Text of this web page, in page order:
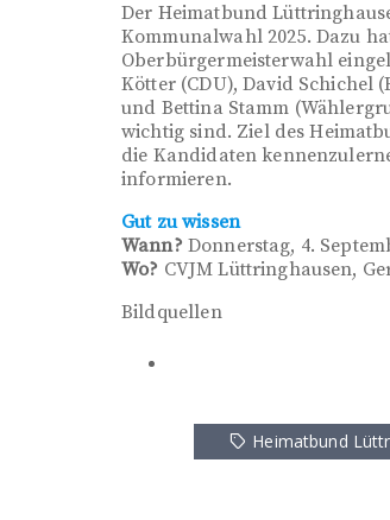
Der Heimatbund
Kommunalwahl 2025. Dazu
Oberbürgermeisterwahl
Kötter (CDU), David Schichel
und Bettina Stamm
wichtig sind. Ziel des
die Kandidaten
informieren.
Gut zu wissen
Wann? Donnerstag, 4.
Wo? CVJM Lüttringhausen,
Bildquellen
Heimatbund